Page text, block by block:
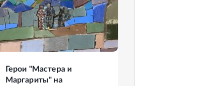
ФОТО
Герои "Мастера и
Маргариты" на